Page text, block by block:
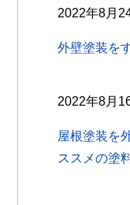
2022年8月
外壁塗装を
2022年8月
屋根塗装を
ススメの塗